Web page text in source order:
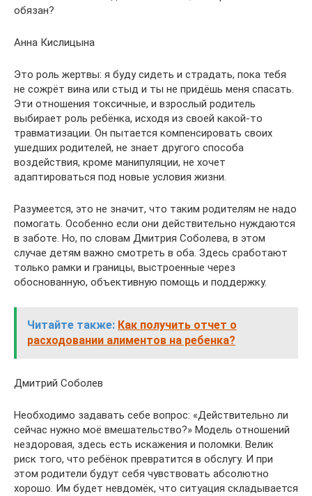
обязан?
Анна Кислицына
Это роль жертвы: я буду сидеть и страдать, пока тебя
не сожрёт вина или стыд и ты не придёшь меня спасать.
Эти отношения токсичные, и взрослый родитель
выбирает роль ребёнка, исходя из своей какой‑то
травматизации. Он пытается компенсировать своих
ушедших родителей, не знает другого способа
воздействия, кроме манипуляции, не хочет
адаптироваться под новые условия жизни.
Разумеется, это не значит, что таким родителям не надо
помогать. Особенно если они действительно нуждаются
в заботе. Но, по словам Дмитрия Соболева, в этом
случае детям важно смотреть в оба. Здесь сработают
только рамки и границы, выстроенные через
обоснованную, объективную помощь и поддержку.
Читайте также: Как получить отчет о
расходовании алиментов на ребенка?
Дмитрий Соболев
Необходимо задавать себе вопрос: «Действительно ли
сейчас нужно моё вмешательство?» Модель отношений
нездоровая, здесь есть искажения и поломки. Велик
риск того, что ребёнок превратится в обслугу. И при
этом родители будут себя чувствовать абсолютно
хорошо. Им будет невдомёк, что ситуация складывается